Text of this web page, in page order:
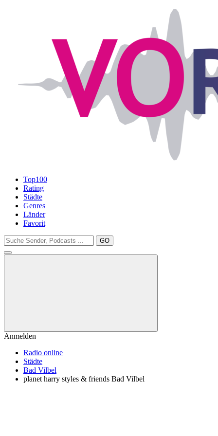
Top100
Rating
Städte
Genres
Länder
Favorit
GO
Anmelden
Radio online
Städte
Bad Vilbel
planet harry styles & friends Bad Vilbel